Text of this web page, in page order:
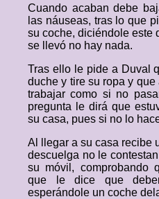
Cuando acaban debe
las náuseas, tras lo que
su coche, diciéndole este
se llevó no hay nada.
Tras ello le pide a Duval
duche y tire su ropa y
trabajar como si no
pregunta le dirá que
su casa, pues si no lo
Al llegar a su casa recibe
descuelga no le
su móvil, comprobando
que le dice que
esperándole un coche